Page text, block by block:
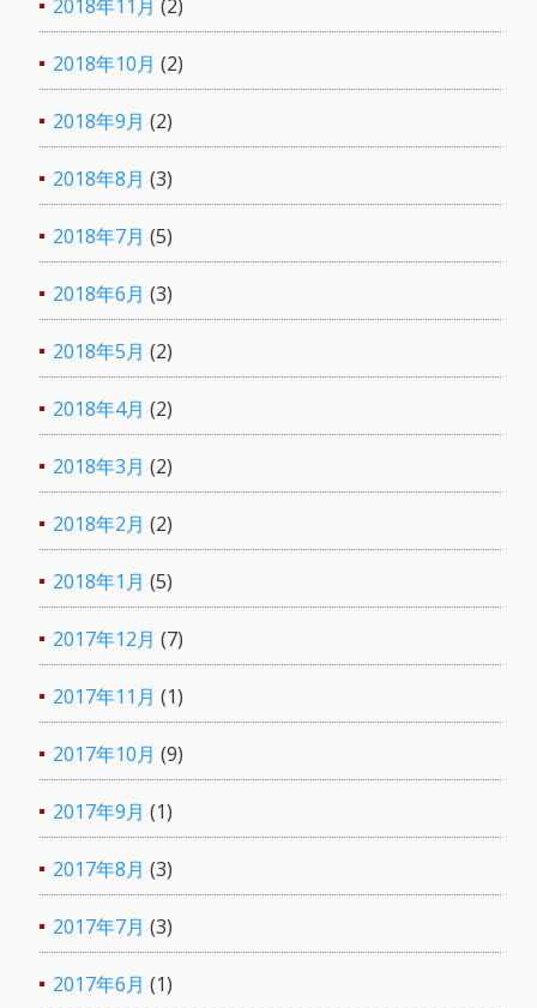
2018年11月 (2)
2018年10月 (2)
2018年9月 (2)
2018年8月 (3)
2018年7月 (5)
2018年6月 (3)
2018年5月 (2)
2018年4月 (2)
2018年3月 (2)
2018年2月 (2)
2018年1月 (5)
2017年12月 (7)
2017年11月 (1)
2017年10月 (9)
2017年9月 (1)
2017年8月 (3)
2017年7月 (3)
2017年6月 (1)